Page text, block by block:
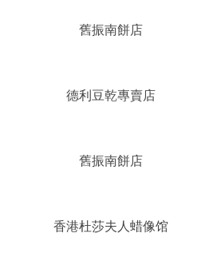
舊振南餅店
德利豆乾專賣店
舊振南餅店
香港杜莎夫人蜡像馆